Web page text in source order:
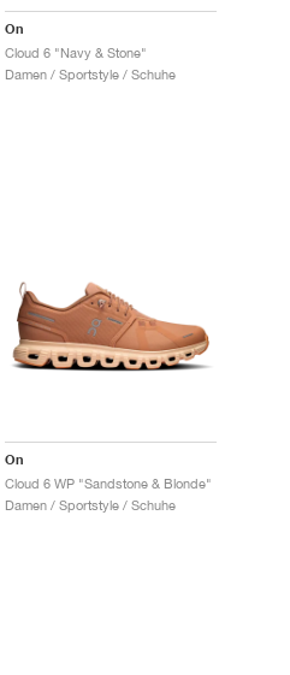
On
Cloud 6 "Navy & Stone"
Damen / Sportstyle / Schuhe
On
Cloud 6 WP "Sandstone & Blonde"
Damen / Sportstyle / Schuhe